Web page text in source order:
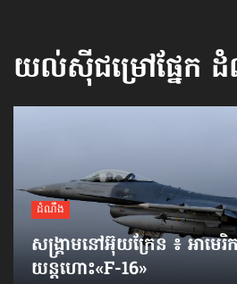
យល់ស៊ីជម្រៅផ្នែក
ដំណឹង
សង្គ្រាមនៅអ៊ុយក្រែន ៖ អាមេរិ
យន្តហោះ«F-16»